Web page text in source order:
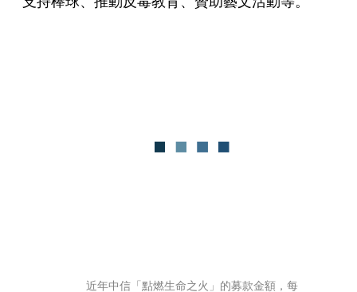
近年中信「點燃生命之火」的募款金額，每